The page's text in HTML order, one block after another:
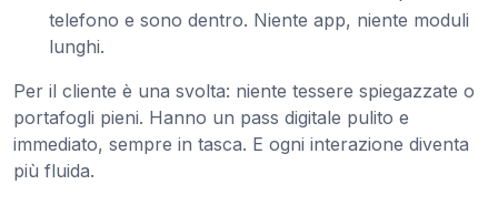
telefono e sono dentro. Niente app, niente moduli
lunghi.
Per il cliente è una svolta: niente tessere spiegazzate o
portafogli pieni. Hanno un pass digitale pulito e
immediato, sempre in tasca. E ogni interazione diventa
più fluida.